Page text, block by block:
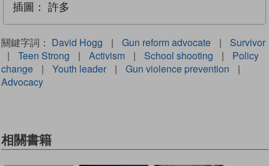
插圖：
許多
關鍵字詞： David Hogg | Gun reform advocate |
Survivor
|
Teen Strong | Activism | School shooting |
Policy
change
| Youth leader | Gun violence prevention
|
Advocacy
相關書籍